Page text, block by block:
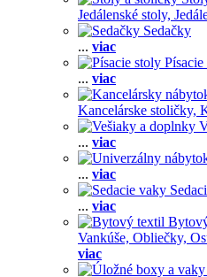
Jedálenské stoly,
Sedačky
... viac
... viac
Kancelárske stoličky,
... viac
... viac
... viac
Vankúše, Obliečky,
viac